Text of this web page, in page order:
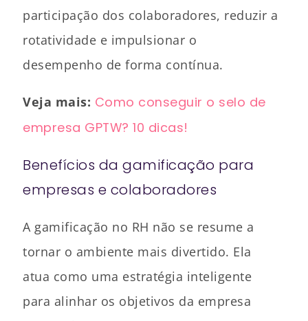
participação dos colaboradores, reduzir a
rotatividade e impulsionar o
desempenho de forma contínua.
Veja mais: Como conseguir o selo de
empresa GPTW? 10 dicas!
Benefícios da gamificação para
empresas e colaboradores
A gamificação no RH não se resume a
tornar o ambiente mais divertido. Ela
atua como uma estratégia inteligente
para alinhar os objetivos da empresa